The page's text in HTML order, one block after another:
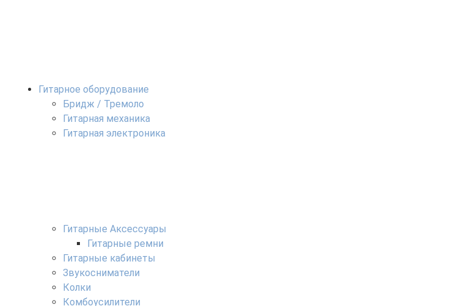
Гитарное оборудование
Бридж / Тремоло
Гитарная механика
Гитарная электроника
Гитарные Аксессуары
Гитарные ремни
Гитарные кабинеты
Звукосниматели
Колки
Комбоусилители